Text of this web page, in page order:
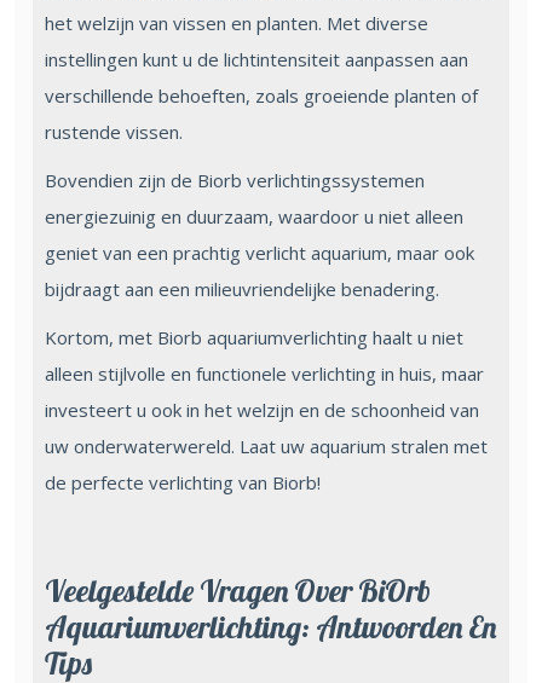
het welzijn van vissen en planten. Met diverse
instellingen kunt u de lichtintensiteit aanpassen aan
verschillende behoeften, zoals groeiende planten of
rustende vissen.
Bovendien zijn de Biorb verlichtingssystemen
energiezuinig en duurzaam, waardoor u niet alleen
geniet van een prachtig verlicht aquarium, maar ook
bijdraagt aan een milieuvriendelijke benadering.
Kortom, met Biorb aquariumverlichting haalt u niet
alleen stijlvolle en functionele verlichting in huis, maar
investeert u ook in het welzijn en de schoonheid van
uw onderwaterwereld. Laat uw aquarium stralen met
de perfecte verlichting van Biorb!
Veelgestelde Vragen Over BiOrb
Aquariumverlichting: Antwoorden En
Tips